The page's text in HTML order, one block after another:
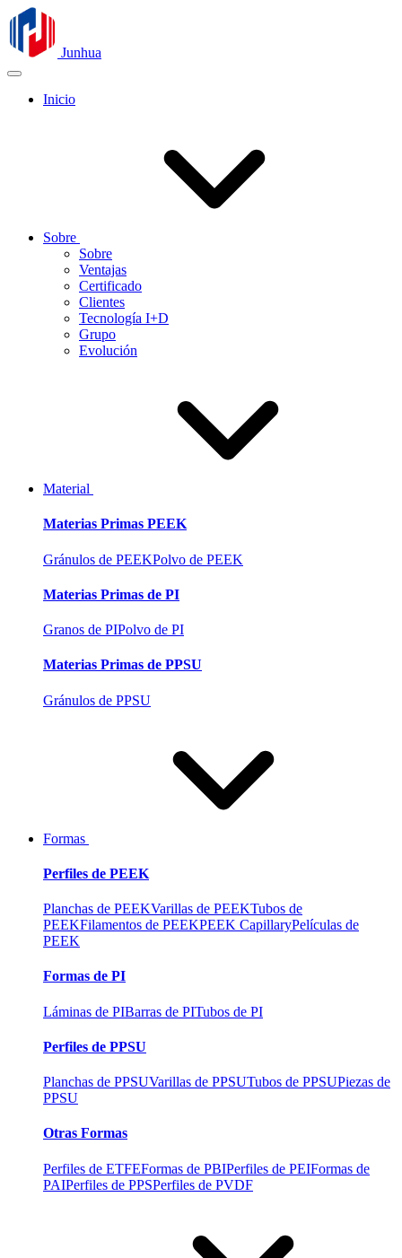
Junhua
Inicio
Sobre
Sobre
Ventajas
Certificado
Clientes
Tecnología I+D
Grupo
Evolución
Material
Materias Primas PEEK
Gránulos de PEEKPolvo de PEEK
Materias Primas de PI
Granos de PIPolvo de PI
Materias Primas de PPSU
Gránulos de PPSU
Formas
Perfiles de PEEK
Planchas de PEEKVarillas de PEEKTubos de
PEEKFilamentos de PEEKPEEK CapillaryPelículas de
PEEK
Formas de PI
Láminas de PIBarras de PITubos de PI
Perfiles de PPSU
Planchas de PPSUVarillas de PPSUTubos de PPSUPiezas de
PPSU
Otras Formas
Perfiles de ETFEFormas de PBIPerfiles de PEIFormas de
PAIPerfiles de PPSPerfiles de PVDF